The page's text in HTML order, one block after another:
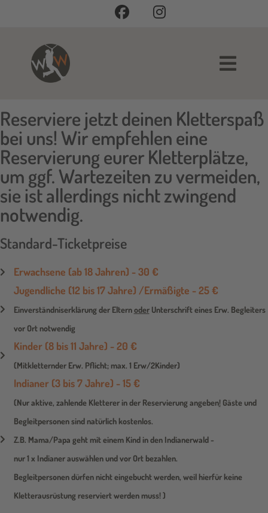
Reserviere jetzt deinen Kletterspaß
bei uns! Wir empfehlen eine
Reservierung eurer Kletterplätze,
um ggf. Wartezeiten zu vermeiden,
sie ist allerdings nicht zwingend
notwendig.
Standard-Ticketpreise
Erwachsene (ab 18 Jahren) - 30 €
Jugendliche (12 bis 17 Jahre) /Ermäßigte - 25 €
Einverständniserklärung der ElternoderUnterschrift eines Erw. Begleiters
vor Ort notwendig
Kinder (8 bis 11 Jahre) - 20 €
(Mitkletternder Erw. Pflicht; max. 1 Erw/2Kinder)
Indianer (3 bis 7 Jahre) - 15 €
(Nur aktive, zahlende Kletterer in der Reservierung angeben!Gäste und
Begleitpersonen sind natürlich kostenlos.
Z.B. Mama/Papa geht mit einem Kind in den Indianerwald -
nur 1 x Indianer auswählen und vor Ort bezahlen.
Begleitpersonen dürfen nicht eingebucht werden, weil hierfür keine
Kletterausrüstung reserviert werden muss! )